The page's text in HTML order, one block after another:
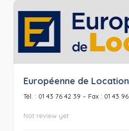
Européenne de Location
Tél. : 01 43 76 42 39 – Fax : 01 43
Not review yet